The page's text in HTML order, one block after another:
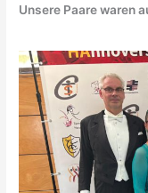
Unsere Paare waren